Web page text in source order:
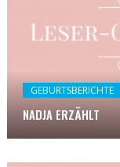
GEBURTSBERICHTE
NADJA ERZÄHLT